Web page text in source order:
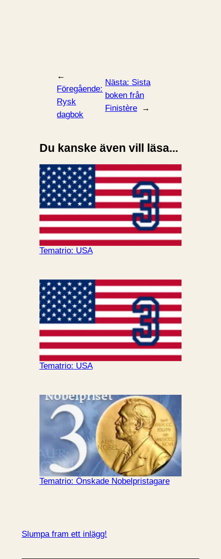
←
Föregående:
Rysk
dagbok
Nästa: Sista
boken från
Finistère
→
Du kanske även vill läsa...
Tematrio: USA
Tematrio: USA
Tematrio: Önskade Nobelpristagare
Slumpa fram ett inlägg!